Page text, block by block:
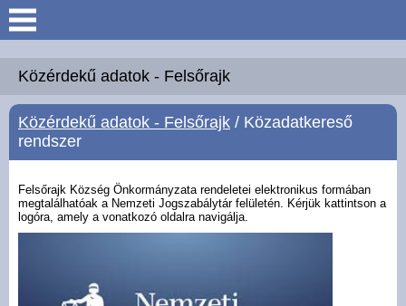
Keresés
Köszöntő
Hírek
Polgármesteri Hivatal
Közérdekű adatok - Felsőrajk
Közérdekű adatok - Felsőrajk / Közadatkereső
rendszer
Felsőrajk Község Önkormányzata rendeletei elektronikus formában
megtalálhatóak a Nemzeti Jogszabálytár felületén. Kérjük kattintson a
logóra, amely a vonatkozó oldalra navigálja.